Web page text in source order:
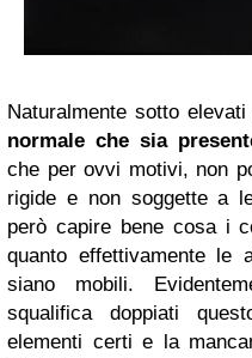
Naturalmente sotto
normale che sia
che per ovvi motivi, non
rigide e non soggette a
però capire bene cosa i
quanto effettivamente le
siano mobili.
squalifica doppiati
elementi certi e la